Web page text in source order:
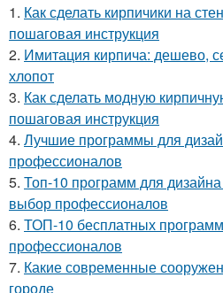
1. Как сделать кирпичики на
пошаговая инструкция
2. Имитация кирпича: дешево,
хлопот
3. Как сделать модную
пошаговая инструкция
4. Лучшие программы для
профессионалов
5. Топ-10 программ для
выбор профессионалов
6. ТОП-10 бесплатных
профессионалов
7. Какие современные
городе